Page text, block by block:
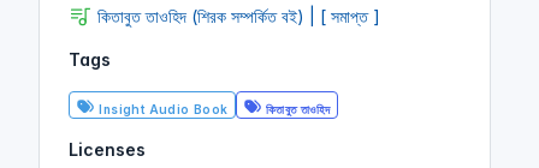
কিতাবুত তাওহিদ (শিরক সম্পর্কিত বই) | [ সমাপ্ত ]
Tags
Insight Audio Book কিতাবুত তাওহিদ
Licenses